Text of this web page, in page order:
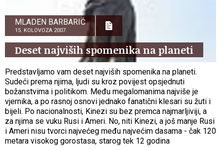
MLADEN BARBARIĆ
15. KOLOVOZA 2007.
Deset najviših spomenika na planeti
Predstavljamo vam deset najviših spomenika na planeti.
Sudeći prema njima, ljudi su kroz povijest opsjednuti
božanstvima i politikom. Među megalomanima najviše je
vjernika, a po rasnoj osnovi jednako fanatični klesari su žuti i
bijeli. Po nacionalnosti, Kinezi su bez premca najmarljiviji, a
za njima se vuku Rusi i Ameri. No, niti Kinezi, a još manje Rusi
i Ameri nisu tvorci najvećeg među najvećim dasama - čak 120
metara visokog gorostasa, starog tek 12 godina